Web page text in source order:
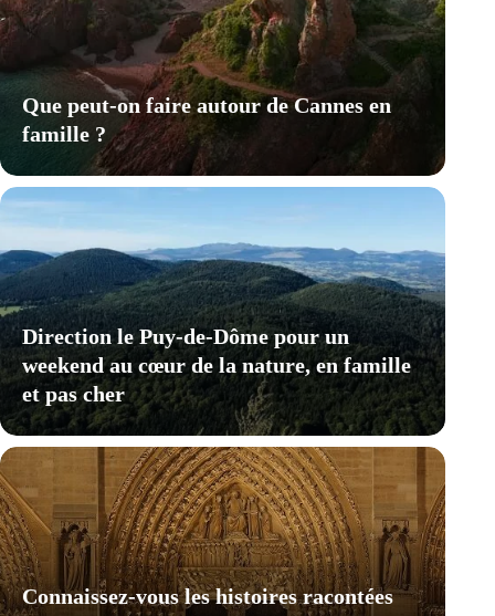
Que peut-on faire autour de Cannes en
famille ?
Direction le Puy-de-Dôme pour un
weekend au cœur de la nature, en famille
et pas cher
Connaissez-vous les histoires racontées